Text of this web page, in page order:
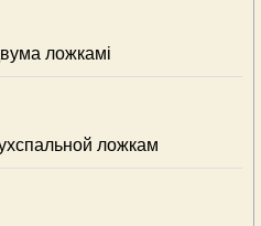
ложкамі
ложкам